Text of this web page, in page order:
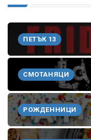
ПЕТЪК 13
СМОТАНЯЦИ
РОЖДЕННИЦИ